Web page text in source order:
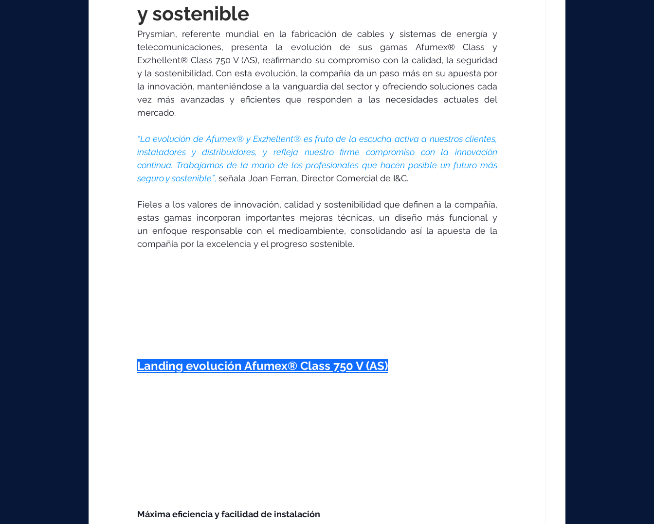
elektrotools-P065000 elektrotools-P040000 elektrotools-P059000 elektrotools-P002000
elektrotools-P045000 elektrotools-P052000 elektrotools-P01961 elektrotools-P064000
elektrotools-P099000
y sostenible
Prysmian, referente mundial en la fabricación de cables y sistemas de energía y
telecomunicaciones, presenta la evolución de sus gamas Afumex® Class y
Exzhellent® Class 750 V (AS), reafirmando su compromiso con la calidad, la seguridad
y la sostenibilidad. Con esta evolución, la compañía da un paso más en su apuesta por
la innovación, manteniéndose a la vanguardia del sector y ofreciendo soluciones cada
vez más avanzadas y eficientes que responden a las necesidades actuales del
mercado.
“La evolución de Afumex® y Exzhellent® es fruto de la escucha activa a nuestros clientes,
instaladores y distribuidores, y refleja nuestro firme compromiso con la innovación
continua. Trabajamos de la mano de los profesionales que hacen posible un futuro más
seguro y sostenible”, señala Joan Ferran, Director Comercial de I&C.
Fieles a los valores de innovación, calidad y sostenibilidad que definen a la compañía,
estas gamas incorporan importantes mejoras técnicas, un diseño más funcional y
un enfoque responsable con el medioambiente, consolidando así la apuesta de la
compañía por la excelencia y el progreso sostenible.
Landing evolución Afumex® Class 750 V (AS)
Máxima eficiencia y facilidad de instalación